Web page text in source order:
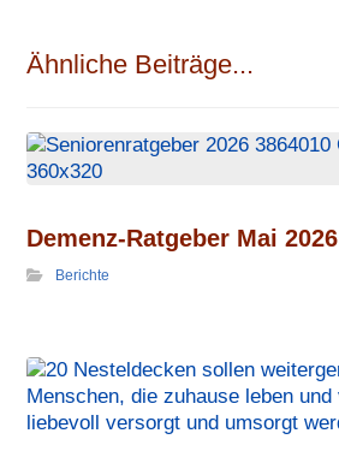
Ähnliche Beiträge...
Demenz-Ratgeber Mai 2026
Berichte